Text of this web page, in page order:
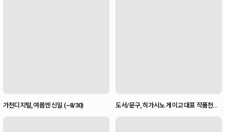
가전디지털, 여름엔 신일 (~8/30)
도서/문구, 히가시노 게이고 대표 작품전